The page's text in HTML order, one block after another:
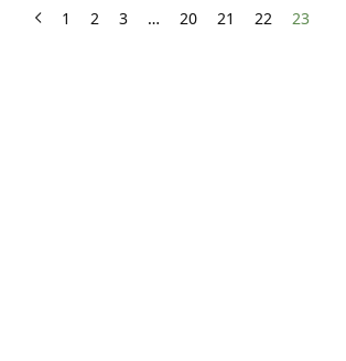
1 2 3 … 20 21 22 23